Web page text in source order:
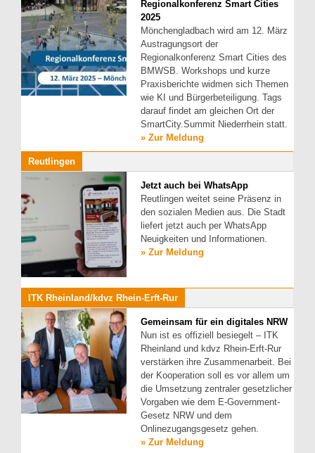
Regionalkonferenz Smart Cities
2025
Mönchengladbach wird am 12. März
Austragungsort der
Regionalkonferenz Smart Cities des
BMWSB. Workshops und kurze
Praxisberichte widmen sich Themen
wie KI und Bürgerbeteiligung. Tags
darauf findet am gleichen Ort der
SmartCity.Summit Niederrhein statt.
» Zur Meldung
Reutlingen
Jetzt auch bei WhatsApp
Reutlingen weitet seine Präsenz in
den sozialen Medien aus. Die Stadt
liefert jetzt auch per WhatsApp
Neuigkeiten und Informationen.
» Zur Meldung
ITK Rheinland/kdvz Rhein-Erft-Rur
Gemeinsam für ein digitales NRW
Nun ist es offiziell besiegelt – ITK
Rheinland und kdvz Rhein-Erft-Rur
verstärken ihre Zusammenarbeit. Bei
der Kooperation soll es vor allem um
die Umsetzung zentraler gesetzlicher
Vorgaben wie dem E-Government-
Gesetz NRW und dem
Onlinezugangsgesetz gehen.
» Zur Meldung